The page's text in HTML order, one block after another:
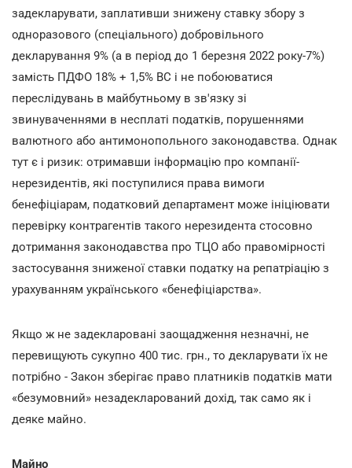
задекларувати, заплативши знижену ставку збору з
одноразового (спеціального) добровільного
декларування 9% (а в період до 1 березня 2022 року-7%)
замість ПДФО 18% + 1,5% ВС і не побоюватися
переслідувань в майбутньому в зв'язку зі
звинуваченнями в несплаті податків, порушеннями
валютного або антимонопольного законодавства. Однак
тут є і ризик: отримавши інформацію про компанії-
нерезидентів, які поступилися права вимоги
бенефіціарам, податковий департамент може ініціювати
перевірку контрагентів такого нерезидента стосовно
дотримання законодавства про ТЦО або правомірності
застосування зниженої ставки податку на репатріацію з
урахуванням українського «бенефіціарства».
Якщо ж не задекларовані заощадження незначні, не
перевищують сукупно 400 тис. грн., то декларувати їх не
потрібно - Закон зберігає право платників податків мати
«безумовний» незадекларований дохід, так само як і
деяке майно.
Майно